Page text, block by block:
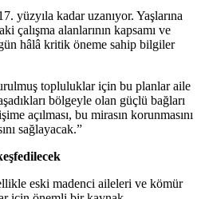
yüzyıla kadar uzanıyor. Yaşlarına
çalışma alanlarının kapsamı ve
hâlâ kritik öneme sahip bilgiler
topluluklar için bu planlar aile
bölgeyle olan güçlü bağları
açılması, bu mirasın korunmasını
sağlayacak.”
eski madenci aileleri ve kömür